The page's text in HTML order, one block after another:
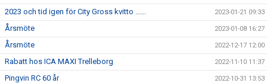
2023 och tid igen för City Gross kvitto ...... 2023-01-21 09:33
Årsmöte 2023-01-08 16:27
Årsmöte 2022-12-17 12:00
Rabatt hos ICA MAXI Trelleborg 2022-11-10 11:37
Pingvin RC 60 år 2022-10-31 13:53